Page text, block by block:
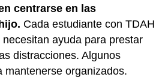
centrarse en las
Cada estudiante con TDAH
ayuda para prestar
distracciones. Algunos
mantenerse organizados.